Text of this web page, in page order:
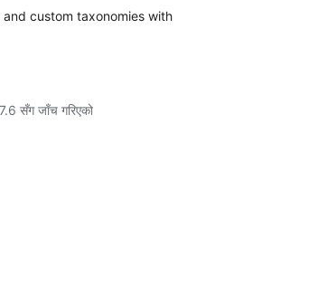
custom taxonomies with
सँग जाँच गरिएको